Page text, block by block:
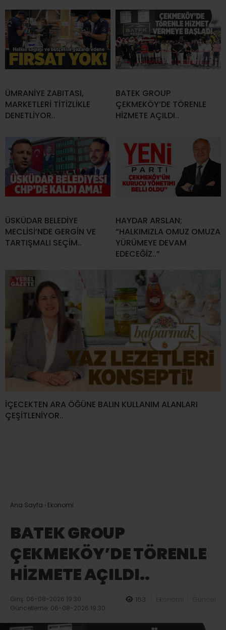
ÜMRANİYE ZABITASI,
MARKETLERİ TİTİZLİKLE
DENETLİYOR..
BATEK GROUP
ÇEKMEKÖY’DE TÖRENLE
HİZMETE AÇILDI..
ÜSKÜDAR BELEDİYE
MECLİSİ’NDE GERGİN VE
TARTIŞMALI SEÇİM..
HAYDAR ARSLAN;
“HALKIMIZLA OMUZ OMUZA
YÜRÜMEYE DEVAM
EDECEĞİZ..”
İÇECEKTEN ARA ÖĞÜNE BALIN KULLANIM ALANLARI
ÇEŞİTLENİYOR..
Ana Sayfa › Ekonomi
BATEK GROUP
ÇEKMEKÖY’DE TÖRENLE
HİZMETE AÇILDI..
Giriş: 06-08-2026 19:30
Güncelleme: 06-08-2026 19:30
163 Ekonomi